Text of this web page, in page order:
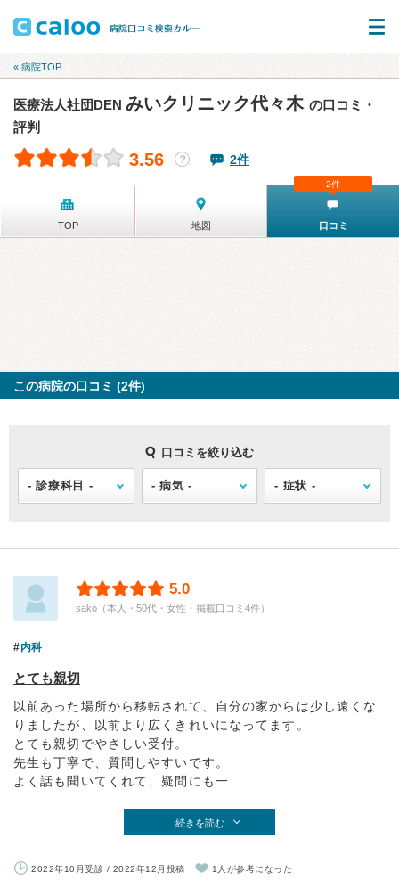
« 病院TOP
医療法人社団DEN みいクリニック代々木 の口コミ・
評判
3.56 ？ 2件
TOP 地図 口コミ
2件
この病院の口コミ (2件)
口コミを絞り込む
5.0
sako（本人・50代・女性・掲載口コミ4件）
内科
とても親切
以前あった場所から移転されて、自分の家からは少し遠くな
りましたが、以前より広くきれいになってます。
とても親切でやさしい受付。
先生も丁寧で、質問しやすいです。
よく話も聞いてくれて、疑問にも一...
続きを読む
2022年10月受診 / 2022年12月投稿 1人が参考になった